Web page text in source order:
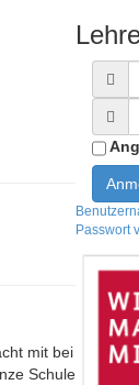
mit bei
Schule
Passwort